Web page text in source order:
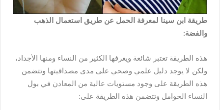
طريقة ابن سينا لمعرفة الحمل عن طريق استعمال الذهب
والفضة:
هذه الطريقة تعتبر شائعة ويعرفها الكثير من النساء ومنها الأجداد،
ولكن لا يوجد دليل علمي وصحي على مدى مصداقيتها وتتضمن
هذه الطريقة على وجود مستويات عالية من المعادن في بول
النساء الحوامل وتتضمن هذه الطريقة على: